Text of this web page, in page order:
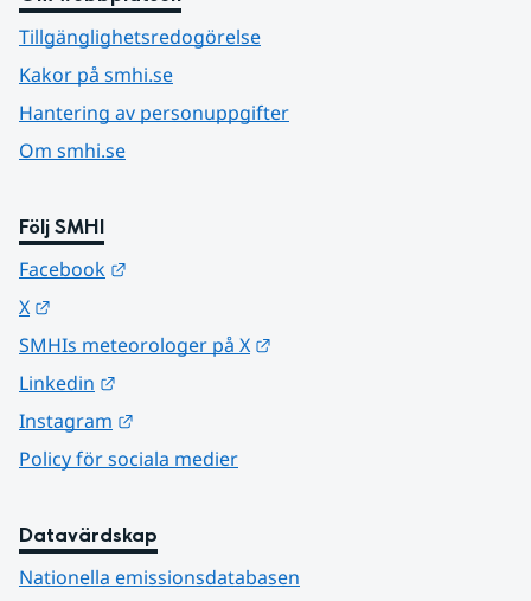
Tillgänglighetsredogörelse
Kakor på smhi.se
Hantering av personuppgifter
Om smhi.se
Följ SMHI
Facebook
X
SMHIs meteorologer på X
Linkedin
Instagram
Policy för sociala medier
Datavärdskap
Nationella emissionsdatabasen